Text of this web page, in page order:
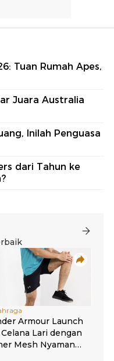
Tuan Rumah Apes,
Juara Australia
Inilah Penguasa
dari Tahun ke